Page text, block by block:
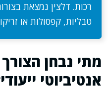
רכות. דלצין נמצאת
טבליות, קפסולות או
מתי נבחן
אנטיביוטי